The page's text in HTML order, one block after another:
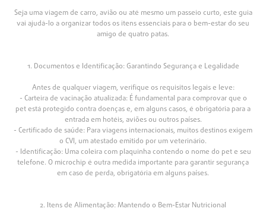
Seja uma viagem de carro, avião ou até mesmo um passeio curto, este guia
vai ajudá-lo a organizar todos os itens essenciais para o bem-estar do seu
amigo de quatro patas.
1. Documentos e Identificação: Garantindo Segurança e Legalidade
Antes de qualquer viagem, verifique os requisitos legais e leve:
- Carteira de vacinação atualizada: É fundamental para comprovar que o
pet está protegido contra doenças e, em alguns casos, é obrigatória para a
entrada em hotéis, aviões ou outros países.
- Certificado de saúde: Para viagens internacionais, muitos destinos exigem
o CVI, um atestado emitido por um veterinário.
- Identificação: Uma coleira com plaquinha contendo o nome do pet e seu
telefone. O microchip é outra medida importante para garantir segurança
em caso de perda, obrigatória em alguns países.
2. Itens de Alimentação: Mantendo o Bem-Estar Nutricional